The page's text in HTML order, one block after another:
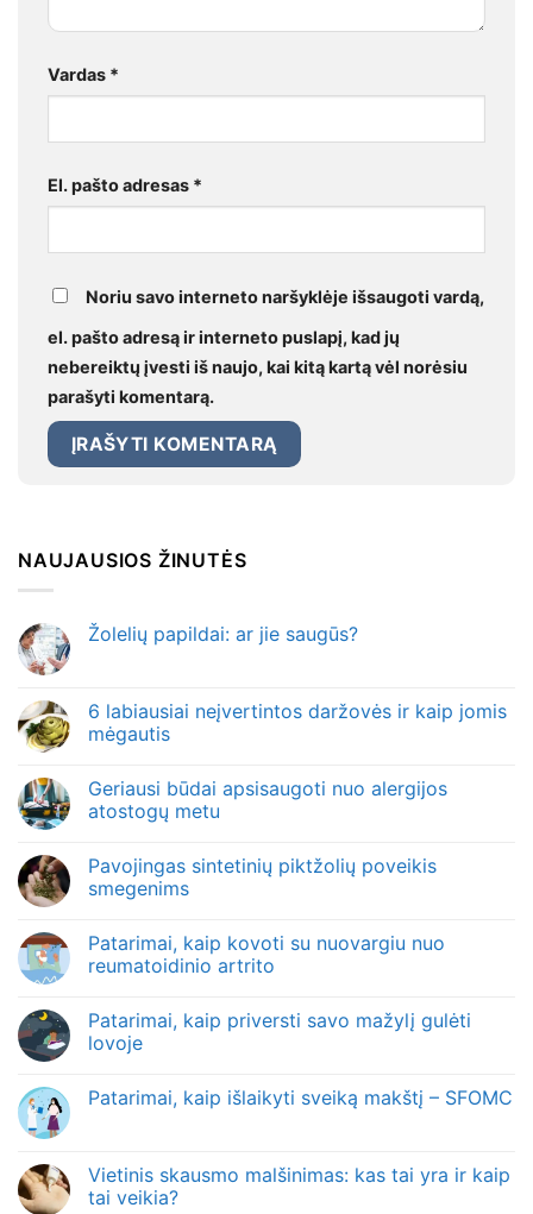
Vardas *
El. pašto adresas *
Noriu savo interneto naršyklėje išsaugoti vardą,
el. pašto adresą ir interneto puslapį, kad jų
nebereiktų įvesti iš naujo, kai kitą kartą vėl norėsiu
parašyti komentarą.
NAUJAUSIOS ŽINUTĖS
Žolelių papildai: ar jie saugūs?
6 labiausiai neįvertintos daržovės ir kaip jomis
mėgautis
Geriausi būdai apsisaugoti nuo alergijos
atostogų metu
Pavojingas sintetinių piktžolių poveikis
smegenims
Patarimai, kaip kovoti su nuovargiu nuo
reumatoidinio artrito
Patarimai, kaip priversti savo mažylį gulėti
lovoje
Patarimai, kaip išlaikyti sveiką makštį – SFOMC
Vietinis skausmo malšinimas: kas tai yra ir kaip
tai veikia?